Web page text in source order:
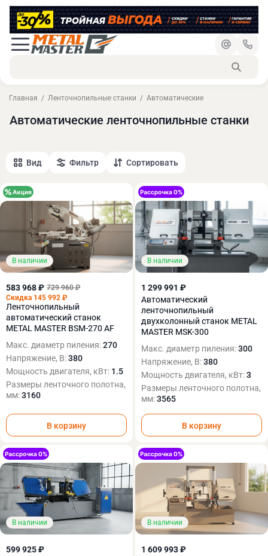
Главная Ленточнопильные станки Автоматические
Автоматические ленточнопильные станки
Вид Фильтр Сортировать
В наличии
583 968 ₽ 729 960 ₽
Скидка 145 992 ₽
Ленточнопильный
автоматический станок
METAL MASTER BSM-270 AF
Макс. диаметр пиления:270
Напряжение, В:380
Мощность двигателя, кВт: 1.5
Размеры ленточного полотна,
мм:3160
В корзину
В наличии
1 299 991 ₽
Автоматический
ленточнопильный
двухколонный станок METAL
MASTER MSK-300
Макс. диаметр пиления:300
Напряжение, В:380
Мощность двигателя, кВт:3
Размеры ленточного полотна,
мм:3565
В корзину
В наличии
599 925 ₽
В наличии
1 609 993 ₽